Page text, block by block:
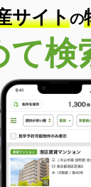
サイトの
検